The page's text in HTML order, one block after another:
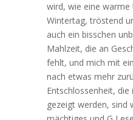
wird, wie eine
Wintertag, tröstend
auch ein bisschen
Mahlzeit, die an
fehlt, und mich mit
nach etwas mehr
Entschlossenheit,
gezeigt werden, sind